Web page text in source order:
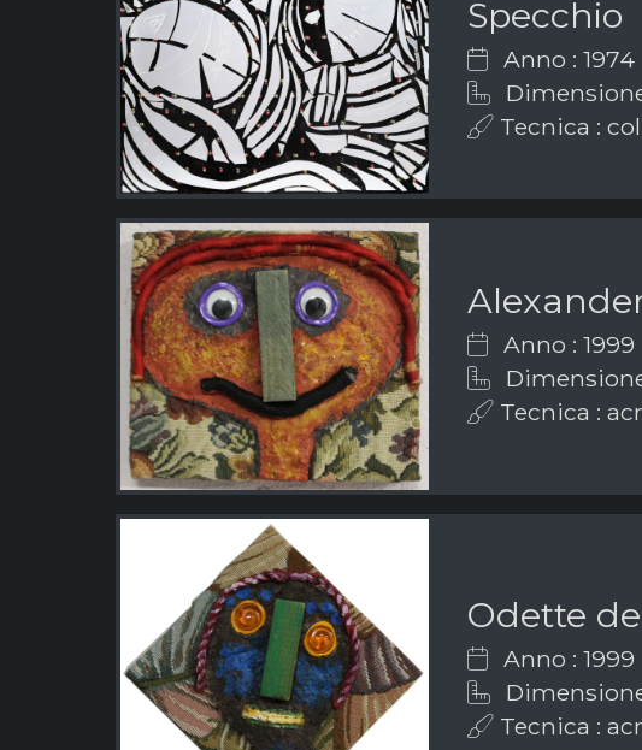
Specchio
Anno : 1974
Tecnica :
Anno : 1999
Tecnica :
Odette
Anno : 1999
Tecnica :